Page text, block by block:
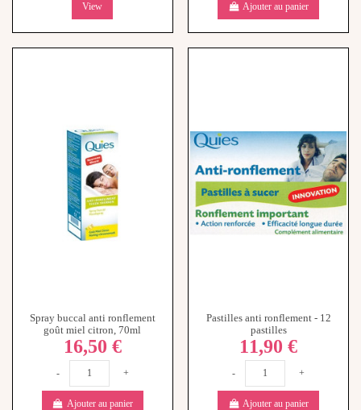
View Ajouter au panier
Spray buccal anti ronflement
goût miel citron, 70ml
16,50 €
- +
Ajouter au panier
Pastilles anti ronflement - 12
pastilles
11,90 €
- +
Ajouter au panier